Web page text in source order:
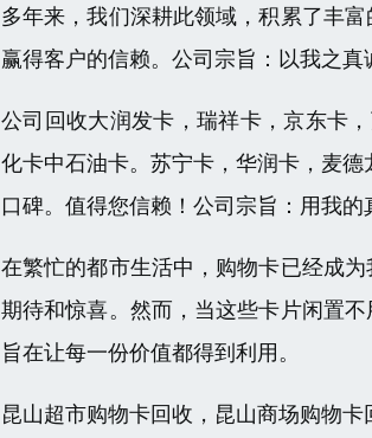
多年来，我们深耕此领域，积累了丰
赢得客户的信赖。公司宗旨：以我之
公司回收大润发卡，瑞祥卡，京东卡
化卡中石油卡。苏宁卡，华润卡，麦
口碑。值得您信赖！公司宗旨：用我的
在繁忙的都市生活中，购物卡已经成
期待和惊喜。然而，当这些卡片闲置
旨在让每一份价值都得到利用。
昆山超市购物卡回收，昆山商场购物